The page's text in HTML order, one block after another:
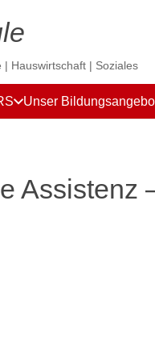
Hauswirtschaft | Soziales
Unser
Assistenz